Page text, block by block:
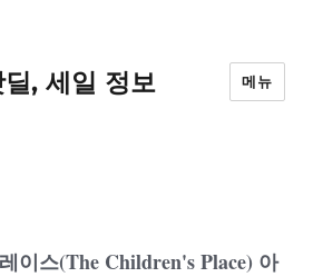
, 세일 정보 메뉴
이스(The Children's Place) 아